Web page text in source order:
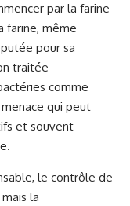
par la farine
farine, même
pour sa
traitée
comme
qui peut
et souvent
le contrôle de
la